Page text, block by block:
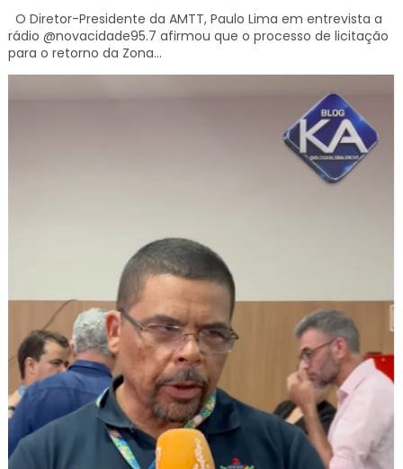
O Diretor-Presidente da AMTT, Paulo Lima em entrevista a
rádio @novacidade95.7 afirmou que o processo de licitação
para o retorno da Zona...